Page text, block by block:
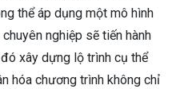
thể áp dụng một mô hình
nghiệp sẽ tiến hành
xây dựng lộ trình cụ thể
hóa chương trình không chỉ